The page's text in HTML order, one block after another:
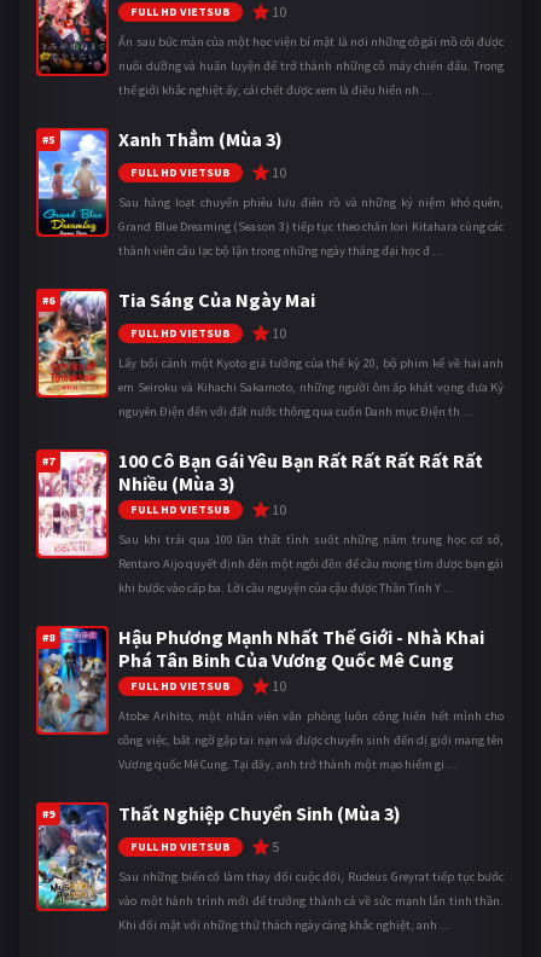
FULL HD VIETSUB 10
Ẩn sau bức màn của một học viện bí mật là nơi những cô gái mồ côi được
nuôi dưỡng và huấn luyện để trở thành những cỗ máy chiến đấu. Trong
thế giới khắc nghiệt ấy, cái chết được xem là điều hiển nh ...
#5 Xanh Thẳm (Mùa 3)
FULL HD VIETSUB 10
Sau hàng loạt chuyến phiêu lưu điên rồ và những kỷ niệm khó quên,
Grand Blue Dreaming (Season 3) tiếp tục theo chân Iori Kitahara cùng các
thành viên câu lạc bộ lặn trong những ngày tháng đại học đ ...
#6 Tia Sáng Của Ngày Mai
FULL HD VIETSUB 10
Lấy bối cảnh một Kyoto giả tưởng của thế kỷ 20, bộ phim kể về hai anh
em Seiroku và Kihachi Sakamoto, những người ôm ấp khát vọng đưa Kỷ
nguyên Điện đến với đất nước thông qua cuốn Danh mục Điện th ...
#7
100 Cô Bạn Gái Yêu Bạn Rất Rất Rất Rất Rất
Nhiều (Mùa 3)
FULL HD VIETSUB 10
Sau khi trải qua 100 lần thất tình suốt những năm trung học cơ sở,
Rentaro Aijo quyết định đến một ngôi đền để cầu mong tìm được bạn gái
khi bước vào cấp ba. Lời cầu nguyện của cậu được Thần Tình Y ...
#8
Hậu Phương Mạnh Nhất Thế Giới - Nhà Khai
Phá Tân Binh Của Vương Quốc Mê Cung
FULL HD VIETSUB 10
Atobe Arihito, một nhân viên văn phòng luôn cống hiến hết mình cho
công việc, bất ngờ gặp tai nạn và được chuyển sinh đến dị giới mang tên
Vương quốc Mê Cung. Tại đây, anh trở thành một mạo hiểm gi ...
#9 Thất Nghiệp Chuyển Sinh (Mùa 3)
FULL HD VIETSUB 5
Sau những biến cố làm thay đổi cuộc đời, Rudeus Greyrat tiếp tục bước
vào một hành trình mới để trưởng thành cả về sức mạnh lẫn tinh thần.
Khi đối mặt với những thử thách ngày càng khắc nghiệt, anh ...